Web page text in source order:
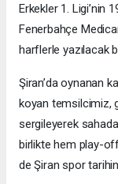
Erkekler 1. Ligi’nin
Fenerbahçe
harflerle yazılacak
Şiran’da oynanan
koyan temsilcimiz,
sergileyerek
birlikte hem play-
de Şiran spor